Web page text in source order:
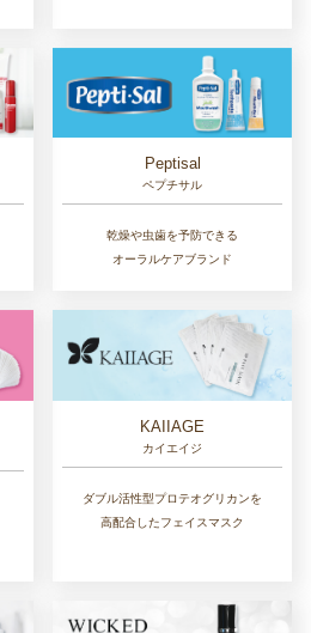
Peptisal
ペプチサル
乾燥や虫歯を予防できる
オーラルケアブランド
KAIIAGE
カイエイジ
ダブル活性型プロテオグリカンを
高配合したフェイスマスク